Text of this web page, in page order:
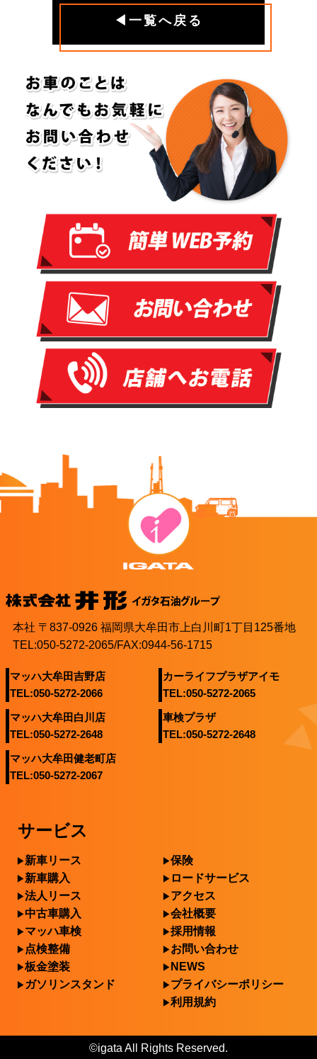
◀一覧へ戻る
本社 〒837-0926 福岡県大牟田市上白川町1丁目125番地
TEL:050-5272-2065/FAX:0944-56-1715
マッハ大牟田吉野店
TEL:050-5272-2066
カーライフプラザアイモ
TEL:050-5272-2065
マッハ大牟田白川店
TEL:050-5272-2648
車検プラザ
TEL:050-5272-2648
マッハ大牟田健老町店
TEL:050-5272-2067
サービス
新車リース
新車購入
法人リース
中古車購入
マッハ車検
点検整備
板金塗装
ガソリンスタンド
保険
ロードサービス
アクセス
会社概要
採用情報
お問い合わせ
NEWS
プライバシーポリシー
利用規約
©igata All Rights Reserved.